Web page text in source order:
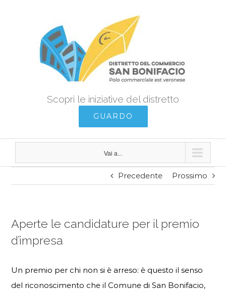
Scopri le iniziative del distretto
GUARDO
Vai a...
Precedente Prossimo
Aperte le candidature per il premio
d’impresa
Un premio per chi non si è arreso: è questo il senso
del riconoscimento che il Comune di San Bonifacio,